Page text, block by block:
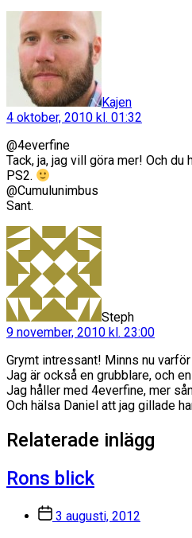
Kajen
4 oktober, 2010 kl. 01:32
@4everfine
Tack, ja, jag vill göra mer! Och
PS2.
@Cumulunimbus
Sant.
Steph
9 november, 2010 kl. 23:00
Grymt intressant! Minns nu
Jag är också en grubblare, och
Jag håller med 4everfine, mer
Och hälsa Daniel att jag gillade
Relaterade inlägg
Rons blick
Inläggsdatum
3 augusti, 2012